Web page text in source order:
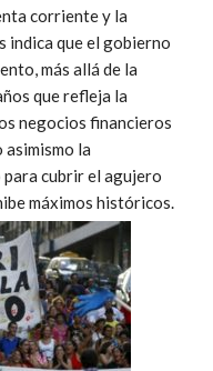
corriente y la
indica que el gobierno
más allá de la
que refleja la
negocios financieros
asimismo la
cubrir el agujero
máximos históricos.